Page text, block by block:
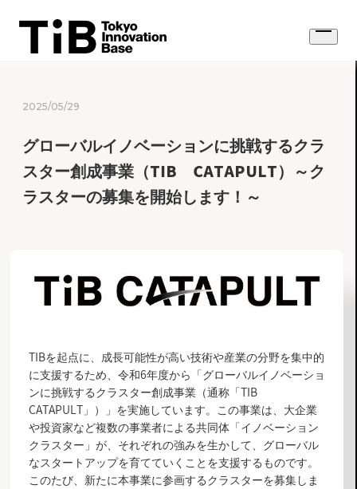
content
Open
2025/05/29
グローバルイノベーションに挑戦するクラ
スター創成事業（TIB CATAPULT）～ク
ラスターの募集を開始します！～
TIBを起点に、成長可能性が高い技術や産業の分野を集中的
に支援するため、令和6年度から「グローバルイノベーショ
ンに挑戦するクラスター創成事業（通称「TIB
CATAPULT」）」を実施しています。この事業は、大企業
や投資家など複数の事業者による共同体「イノベーション
クラスター」が、それぞれの強みを生かして、グローバル
なスタートアップを育てていくことを支援するものです。
このたび、新たに本事業に参画するクラスターを募集しま